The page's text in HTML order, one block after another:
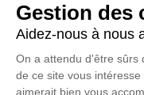
une anecdote ou
poèmes ou des
d'expression dédié
AUFRERE.